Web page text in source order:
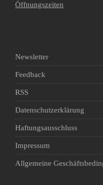
Öffnungszeiten
Newsletter
Feedback
RSS
Datenschutzerklärung
Haftungsausschluss
Impressum
Allgemeine